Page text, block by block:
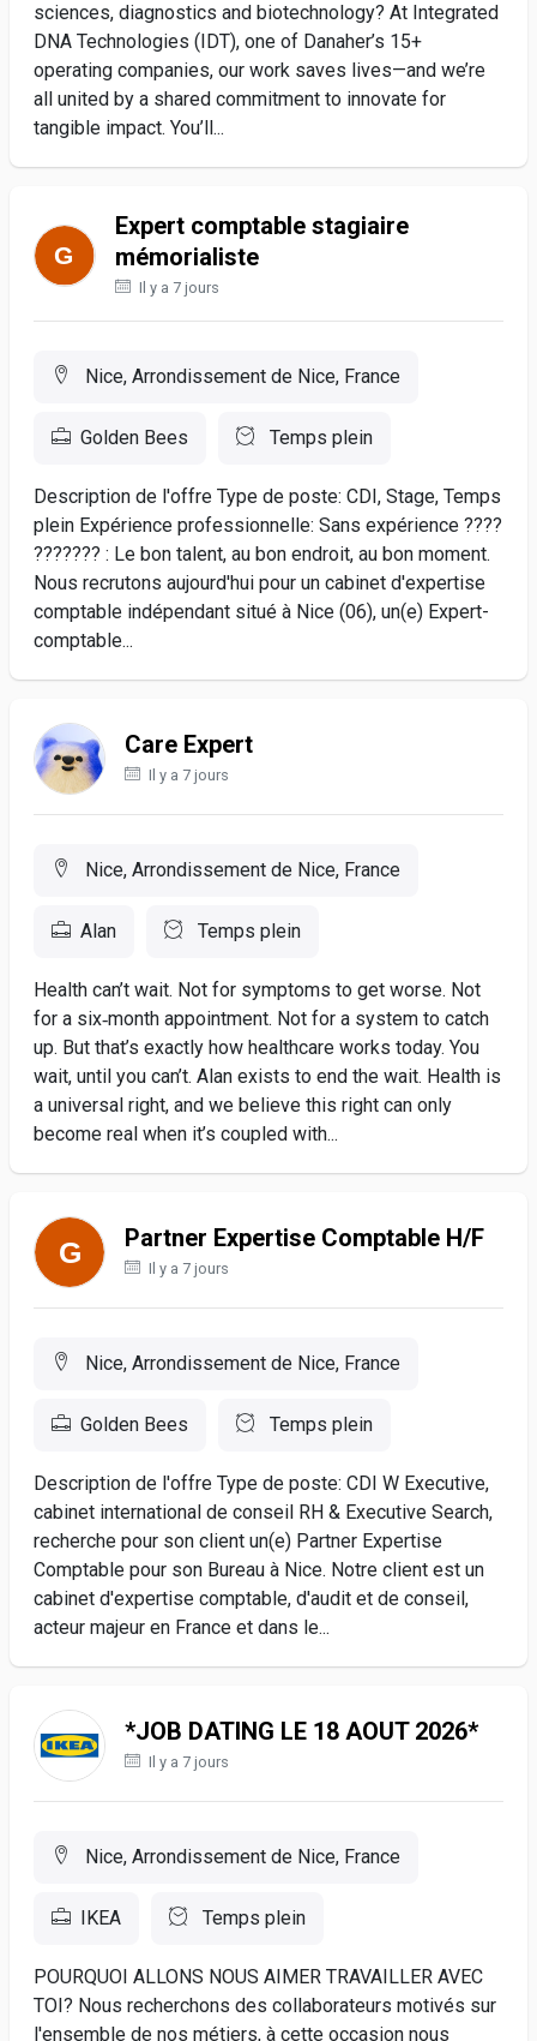
sciences, diagnostics and biotechnology? At Integrated
DNA Technologies (IDT), one of Danaher’s 15+
operating companies, our work saves lives—and we’re
all united by a shared commitment to innovate for
tangible impact. You’ll...
Expert comptable stagiaire
mémorialiste
Il y a 7 jours
Nice, Arrondissement de Nice, France
Golden Bees Temps plein
Description de l'offre Type de poste: CDI, Stage, Temps
plein Expérience professionnelle: Sans expérience ????
??????? : Le bon talent, au bon endroit, au bon moment.
Nous recrutons aujourd'hui pour un cabinet d'expertise
comptable indépendant situé à Nice (06), un(e) Expert-
comptable...
Care Expert
Il y a 7 jours
Nice, Arrondissement de Nice, France
Alan Temps plein
Health can’t wait. Not for symptoms to get worse. Not
for a six‑month appointment. Not for a system to catch
up. But that’s exactly how healthcare works today. You
wait, until you can’t. Alan exists to end the wait. Health is
a universal right, and we believe this right can only
become real when it’s coupled with...
Partner Expertise Comptable H/F
Il y a 7 jours
Nice, Arrondissement de Nice, France
Golden Bees Temps plein
Description de l'offre Type de poste: CDI W Executive,
cabinet international de conseil RH & Executive Search,
recherche pour son client un(e) Partner Expertise
Comptable pour son Bureau à Nice. Notre client est un
cabinet d'expertise comptable, d'audit et de conseil,
acteur majeur en France et dans le...
*JOB DATING LE 18 AOUT 2026*
Il y a 7 jours
Nice, Arrondissement de Nice, France
IKEA Temps plein
POURQUOI ALLONS NOUS AIMER TRAVAILLER AVEC
TOI? Nous recherchons des collaborateurs motivés sur
l'ensemble de nos métiers, à cette occasion nous